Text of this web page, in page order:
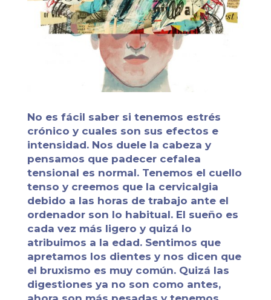
No es fácil saber si tenemos estrés
crónico y cuales son sus efectos e
intensidad. Nos duele la cabeza y
pensamos que padecer cefalea
tensional es normal. Tenemos el cuello
tenso y creemos que la cervicalgia
debido a las horas de trabajo ante el
ordenador son lo habitual. El sueño es
cada vez más ligero y quizá lo
atribuimos a la edad. Sentimos que
apretamos los dientes y nos dicen que
el bruxismo es muy común. Quizá las
digestiones ya no son como antes,